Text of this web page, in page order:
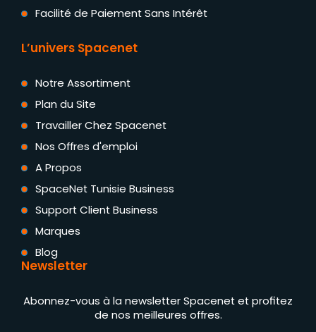
Facilité de Paiement Sans Intérêt
L’univers Spacenet
Notre Assortiment
Plan du Site
Travailler Chez Spacenet
Nos Offres d'emploi
A Propos
SpaceNet Tunisie Business
Support Client Business
Marques
Blog
Newsletter
Abonnez-vous à la newsletter Spacenet et profitez
de nos meilleures offres.